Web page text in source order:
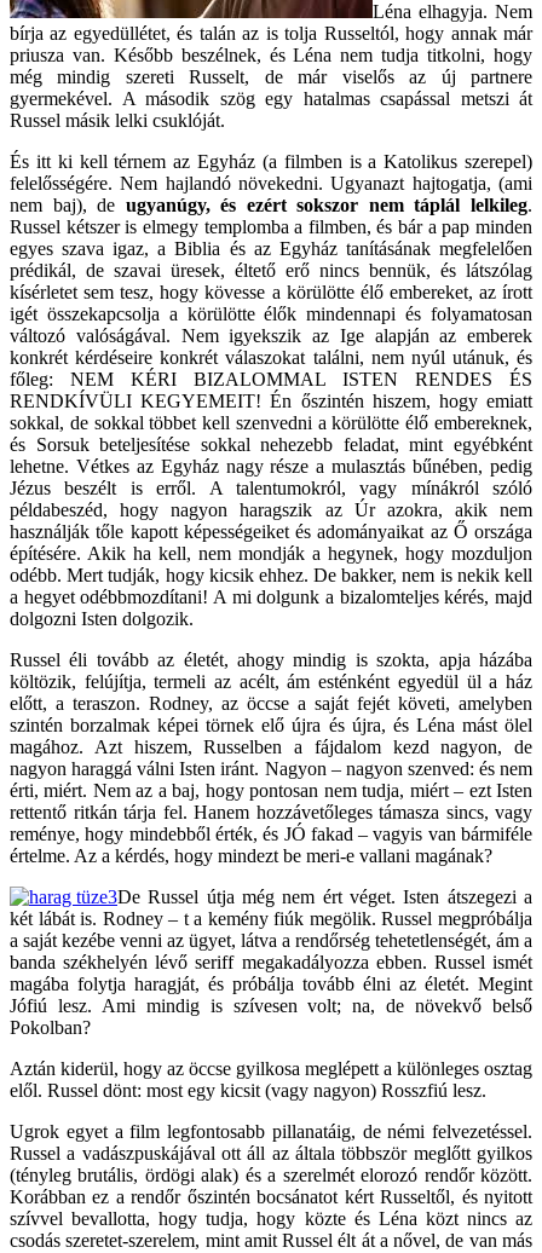
Léna elhagyja. Nem
bírja az egyedüllétet, és talán az is tolja Russeltól, hogy annak már
priusza van. Később beszélnek, és Léna nem tudja titkolni, hogy
még mindig szereti Russelt, de már viselős az új partnere
gyermekével. A második szög egy hatalmas csapással metszi át
Russel másik lelki csuklóját.
És itt ki kell térnem az Egyház (a filmben is a Katolikus szerepel)
felelősségére. Nem hajlandó növekedni. Ugyanazt hajtogatja, (ami
nem baj), de ugyanúgy, és ezért sokszor nem táplál lelkileg.
Russel kétszer is elmegy templomba a filmben, és bár a pap minden
egyes szava igaz, a Biblia és az Egyház tanításának megfelelően
prédikál, de szavai üresek, éltető erő nincs bennük, és látszólag
kísérletet sem tesz, hogy kövesse a körülötte élő embereket, az írott
igét összekapcsolja a körülötte élők mindennapi és folyamatosan
változó valóságával. Nem igyekszik az Ige alapján az emberek
konkrét kérdéseire konkrét válaszokat találni, nem nyúl utánuk, és
főleg: NEM KÉRI BIZALOMMAL ISTEN RENDES ÉS
RENDKÍVÜLI KEGYEMEIT! Én őszintén hiszem, hogy emiatt
sokkal, de sokkal többet kell szenvedni a körülötte élő embereknek,
és Sorsuk beteljesítése sokkal nehezebb feladat, mint egyébként
lehetne. Vétkes az Egyház nagy része a mulasztás bűnében, pedig
Jézus beszélt is erről. A talentumokról, vagy mínákról szóló
példabeszéd, hogy nagyon haragszik az Úr azokra, akik nem
használják tőle kapott képességeiket és adományaikat az Ő országa
építésére. Akik ha kell, nem mondják a hegynek, hogy mozduljon
odébb. Mert tudják, hogy kicsik ehhez. De bakker, nem is nekik kell
a hegyet odébbmozdítani! A mi dolgunk a bizalomteljes kérés, majd
dolgozni Isten dolgozik.
Russel éli tovább az életét, ahogy mindig is szokta, apja házába
költözik, felújítja, termeli az acélt, ám esténként egyedül ül a ház
előtt, a teraszon. Rodney, az öccse a saját fejét követi, amelyben
szintén borzalmak képei törnek elő újra és újra, és Léna mást ölel
magához. Azt hiszem, Russelben a fájdalom kezd nagyon, de
nagyon haraggá válni Isten iránt. Nagyon – nagyon szenved: és nem
érti, miért. Nem az a baj, hogy pontosan nem tudja, miért – ezt Isten
rettentő ritkán tárja fel. Hanem hozzávetőleges támasza sincs, vagy
reménye, hogy mindebből érték, és JÓ fakad – vagyis van bármiféle
értelme. Az a kérdés, hogy mindezt be meri-e vallani magának?
De Russel útja még nem ért véget. Isten átszegezi a
két lábát is. Rodney – t a kemény fiúk megölik. Russel megpróbálja
a saját kezébe venni az ügyet, látva a rendőrség tehetetlenségét, ám a
banda székhelyén lévő seriff megakadályozza ebben. Russel ismét
magába folytja haragját, és próbálja tovább élni az életét. Megint
Jófiú lesz. Ami mindig is szívesen volt; na, de növekvő belső
Pokolban?
Aztán kiderül, hogy az öccse gyilkosa meglépett a különleges osztag
elől. Russel dönt: most egy kicsit (vagy nagyon) Rosszfiú lesz.
Ugrok egyet a film legfontosabb pillanatáig, de némi felvezetéssel.
Russel a vadászpuskájával ott áll az általa többször meglőtt gyilkos
(tényleg brutális, ördögi alak) és a szerelmét elorozó rendőr között.
Korábban ez a rendőr őszintén bocsánatot kért Russeltől, és nyitott
szívvel bevallotta, hogy tudja, hogy közte és Léna közt nincs az
csodás szeretet-szerelem, mint amit Russel élt át a nővel, de van más